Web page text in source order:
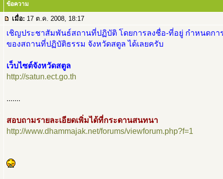
ข้อความ
เมื่อ: 17 ต.ค. 2008, 18:17
เชิญประชาสัมพันธ์สถานที่ปฏิบัติ โดยการลงชื่อ-ที่อยู่ กำหนดการ
ของสถานที่ปฏิบัติธรรม จังหวัดสตูล ได้เลยครับ
เว็บไซต์จังหวัดสตูล
http://satun.ect.go.th
.......
สอบถามรายละเอียดเพิ่มได้ที่กระดานสนทนา
http://www.dhammajak.net/forums/viewforum.php?f=1